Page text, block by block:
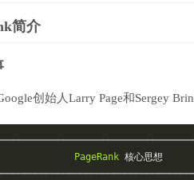
简介
创始人Larry Page和Sergey
PageRank 核心思想